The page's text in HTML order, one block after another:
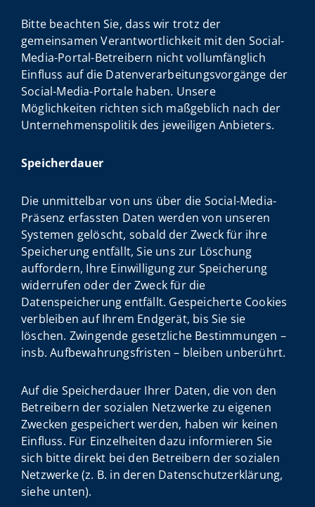
Bitte beachten Sie, dass wir trotz der
gemeinsamen Verantwortlichkeit mit den Social-
Media-Portal-Betreibern nicht vollumfänglich
Einfluss auf die Datenverarbeitungsvorgänge der
Social-Media-Portale haben. Unsere
Möglichkeiten richten sich maßgeblich nach der
Unternehmenspolitik des jeweiligen Anbieters.
Speicherdauer
Die unmittelbar von uns über die Social-Media-
Präsenz erfassten Daten werden von unseren
Systemen gelöscht, sobald der Zweck für ihre
Speicherung entfällt, Sie uns zur Löschung
auffordern, Ihre Einwilligung zur Speicherung
widerrufen oder der Zweck für die
Datenspeicherung entfällt. Gespeicherte Cookies
verbleiben auf Ihrem Endgerät, bis Sie sie
löschen. Zwingende gesetzliche Bestimmungen –
insb. Aufbewahrungsfristen – bleiben unberührt.
Auf die Speicherdauer Ihrer Daten, die von den
Betreibern der sozialen Netzwerke zu eigenen
Zwecken gespeichert werden, haben wir keinen
Einfluss. Für Einzelheiten dazu informieren Sie
sich bitte direkt bei den Betreibern der sozialen
Netzwerke (z. B. in deren Datenschutzerklärung,
siehe unten).